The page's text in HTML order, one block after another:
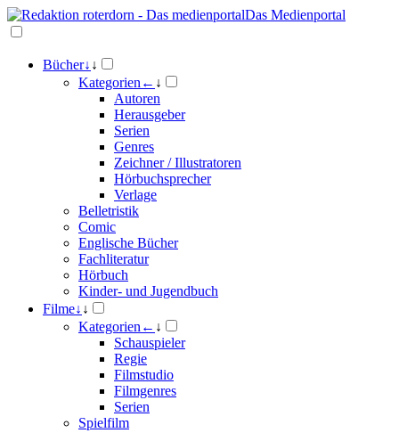
Das Medienportal
Bücher↓ ↓
Kategorien ← ↓
Autoren
Herausgeber
Serien
Genres
Zeichner / Illustratoren
Hörbuchsprecher
Verlage
Belletristik
Comic
Englische Bücher
Fachliteratur
Hörbuch
Kinder- und Jugendbuch
Filme↓ ↓
Kategorien ← ↓
Schauspieler
Regie
Filmstudio
Filmgenres
Serien
Spielfilm